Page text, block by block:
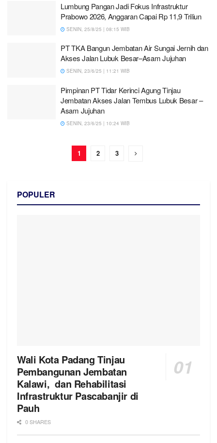
Lumbung Pangan Jadi Fokus Infrastruktur
Prabowo 2026, Anggaran Capai Rp 11,9 Triliun
SENIN, 25/8/25 | 08:15 WIB
PT TKA Bangun Jembatan Air Sungai Jernih dan
Akses Jalan Lubuk Besar–Asam Jujuhan
SENIN, 23/6/25 | 11:21 WIB
Pimpinan PT Tidar Kerinci Agung Tinjau
Jembatan Akses Jalan Tembus Lubuk Besar –
Asam Jujuhan
SENIN, 23/6/25 | 10:24 WIB
1 2 3
POPULER
Wali Kota Padang Tinjau
Pembangunan Jembatan
Kalawi, dan Rehabilitasi
Infrastruktur Pascabanjir di
Pauh
0 SHARES